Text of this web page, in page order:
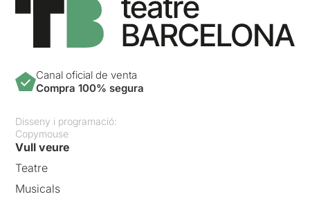
Canal oficial de venta
Compra 100% segura
Disseny i programació:
Copymouse
Vull veure
Teatre
Musicals